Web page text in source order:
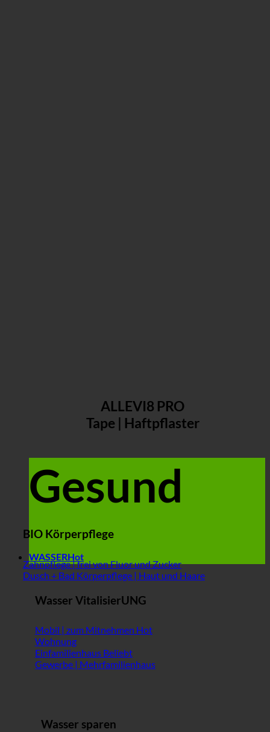
ALLEVI8 PRO
Tape | Haftpflaster
Gesund
BIO Körperpflege
Zahnpflege | frei von Fluor und Zucker
Dusch + Bad Körperpflege | Haut und Haare
WASSER
Wasser VitalisierUNG
Mobil | zum Mitnehmen
Wohnung
Einfamilienhaus
Gewerbe | Mehrfamilienhaus
Wasser sparen